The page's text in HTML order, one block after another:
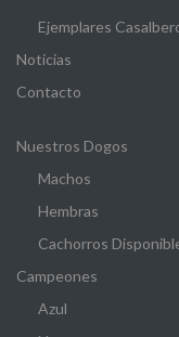
Ejemplares
Noticias
Contacto
Nuestros Dogos
Machos
Hembras
Cachorros
Campeones
Azul